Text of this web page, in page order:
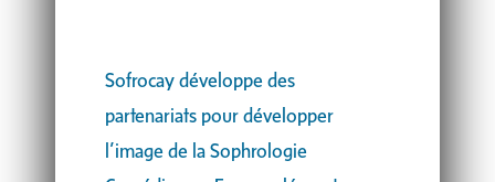
Sofrocay développe des
partenariats pour développer
l’image de la Sophrologie